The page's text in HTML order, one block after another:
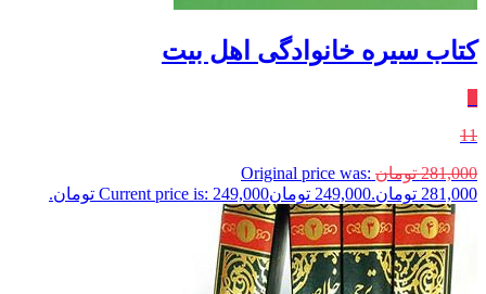
کتاب سیره خانوادگی اهل بیت
11
281,000 تومان Original price was:
281,000 تومان.
249,000 تومانCurrent price is: 249,000 تومان.